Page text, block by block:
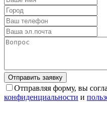
Отправляя форму, вы
конфиденциальности и